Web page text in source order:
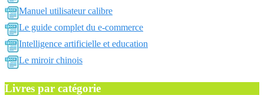
Manuel utilisateur calibre
Le guide complet du e-commerce
Intelligence artificielle et education
Le miroir chinois
Livres par catégorie